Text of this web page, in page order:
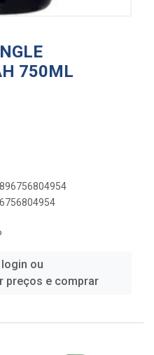
750ML
ou
preços e comprar